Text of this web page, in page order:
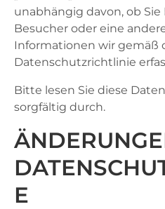
unabhängig davon, ob
Besucher oder eine
Informationen wir gemäß
Datenschutzrichtlinie
Bitte lesen Sie diese
sorgfältig durch.
E